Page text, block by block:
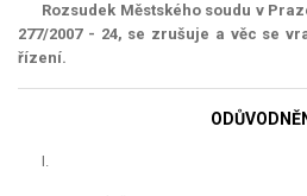
Rozsudek Městského soudu v
277/2007 - 24, se zrušuje a věc se
řízení.
I.